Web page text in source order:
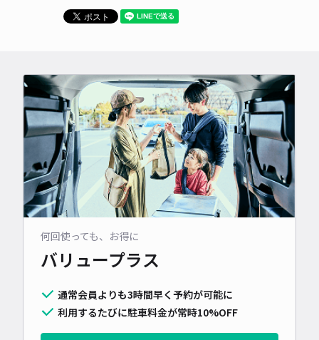
何回使っても、お得に
バリュープラス
通常会員よりも3時間早く予約が可能に
利用するたびに駐車料金が常時10%OFF